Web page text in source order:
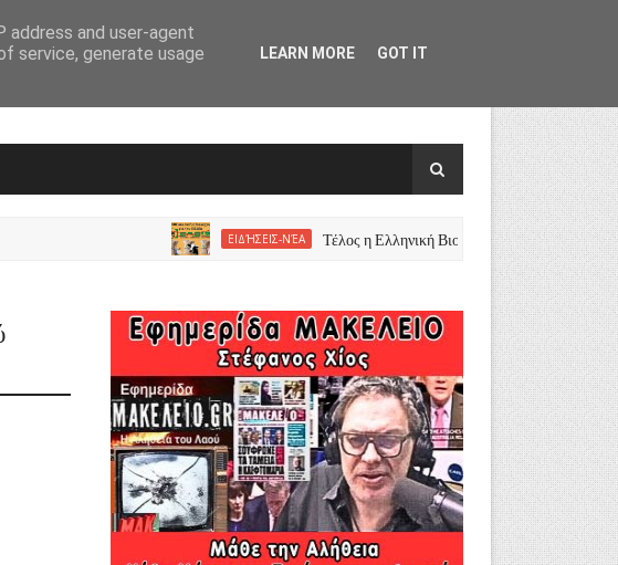
ΕΙΔΉΣΕΙΣ-ΝΈΑ Τέλος η Ελληνική Βιομηχανία Ζωοτροφών Πουλήθηκε
address and user-agent
service, generate usage
LEARN MORE GOT IT